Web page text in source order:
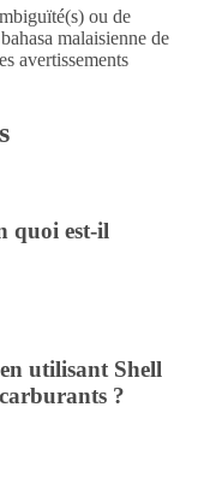
ou de
malaisienne de
avertissements
quoi est-il
utilisant Shell
?